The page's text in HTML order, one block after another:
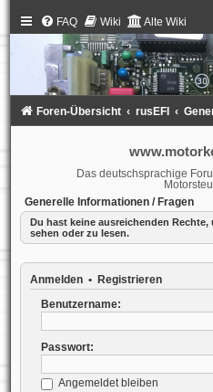
FAQ Wiki Alte Wiki
Foren-Übersicht rusEFI
Das deutschsprachige
Generelle Informationen / Fragen
Du hast keine ausreichenden
sehen oder zu lesen.
Anmelden• Registrieren
Benutzername:
Passwort:
Angemeldet bleiben